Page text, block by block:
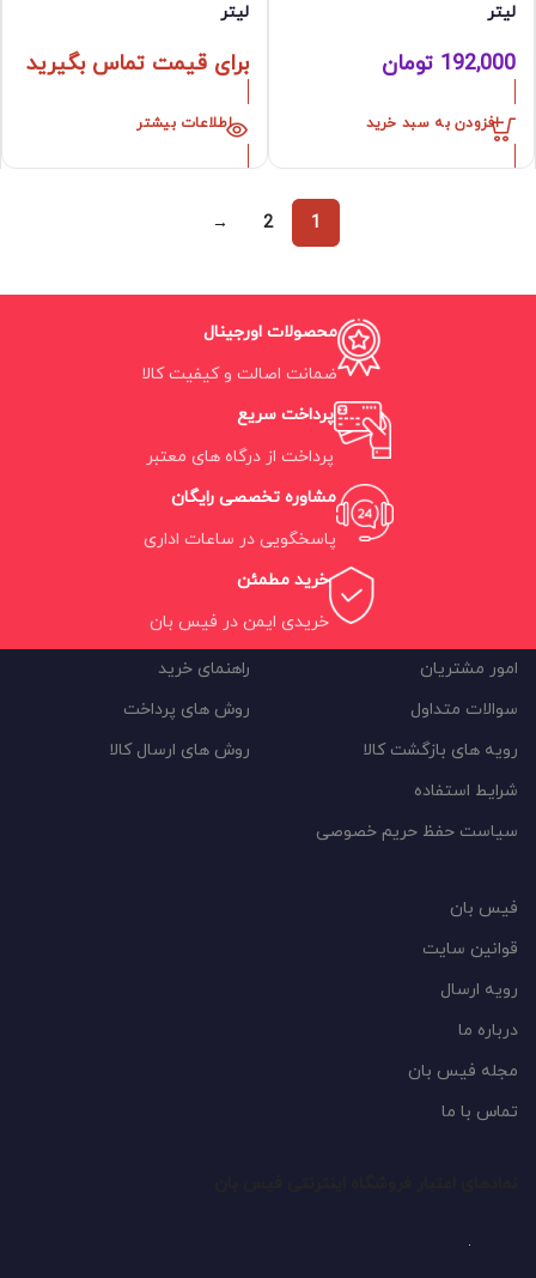
لیتر
192,000 تومان
افزودن به سبد خرید
لیتر
برای قیمت تماس بگیرید
اطلاعات بیشتر
1
2
→
محصولات اورجینال
ضمانت اصالت و کیفیت کالا
پرداخت سریع
پرداخت از درگاه های معتبر
مشاوره تخصصی رایگان
پاسخگویی در ساعات اداری
خرید مطمئن
خریدی ایمن در فیس بان
امور مشتریان
سوالات متداول
رویه های بازگشت کالا
شرایط استفاده
سیاست حفظ حریم خصوصی
راهنمای خرید
روش های پرداخت
روش های ارسال کالا
فیس بان
قوانین سایت
رویه ارسال
درباره ما
مجله فیس بان
تماس با ما